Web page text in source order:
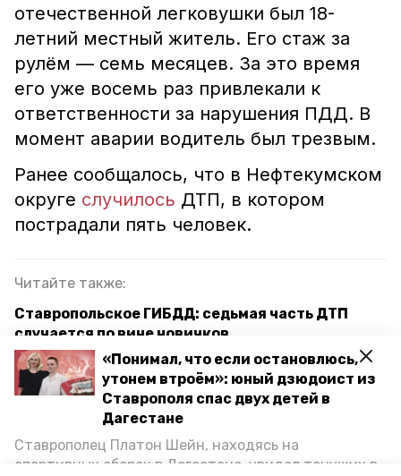
«Понимал, что если остановлюсь,
утонем втроём»: юный дзюдоист из
Ставрополя спас двух детей в
Дагестане
Ставрополец Платон Шейн, находясь на
спортивных сборах в Дегестане, увидел тонущих в
отечественной легковушки был 18-
летний местный житель. Его стаж за
рулём — семь месяцев. За это время
его уже восемь раз привлекали к
ответственности за нарушения ПДД. В
момент аварии водитель был трезвым.
Ранее сообщалось, что в Нефтекумском
округе случилось ДТП, в котором
пострадали пять человек.
Читайте также:
Ставропольское ГИБДД: седьмая часть ДТП
случается по вине новичков
За 2023 год в ДТП на Ставрополье погибли 22
человека
Пенсионерка получила множественные
переломы в ДТП в Кисловодске